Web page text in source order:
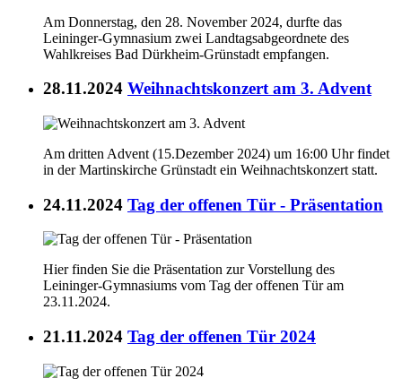
Am Donnerstag, den 28. November 2024, durfte das
Leininger-Gymnasium zwei Landtagsabgeordnete des
Wahlkreises Bad Dürkheim-Grünstadt empfangen.
28.11.2024 Weihnachtskonzert am 3. Advent
Am dritten Advent (15.Dezember 2024) um 16:00 Uhr findet
in der Martinskirche Grünstadt ein Weihnachtskonzert statt.
24.11.2024 Tag der offenen Tür - Präsentation
Hier finden Sie die Präsentation zur Vorstellung des
Leininger-Gymnasiums vom Tag der offenen Tür am
23.11.2024.
21.11.2024 Tag der offenen Tür 2024